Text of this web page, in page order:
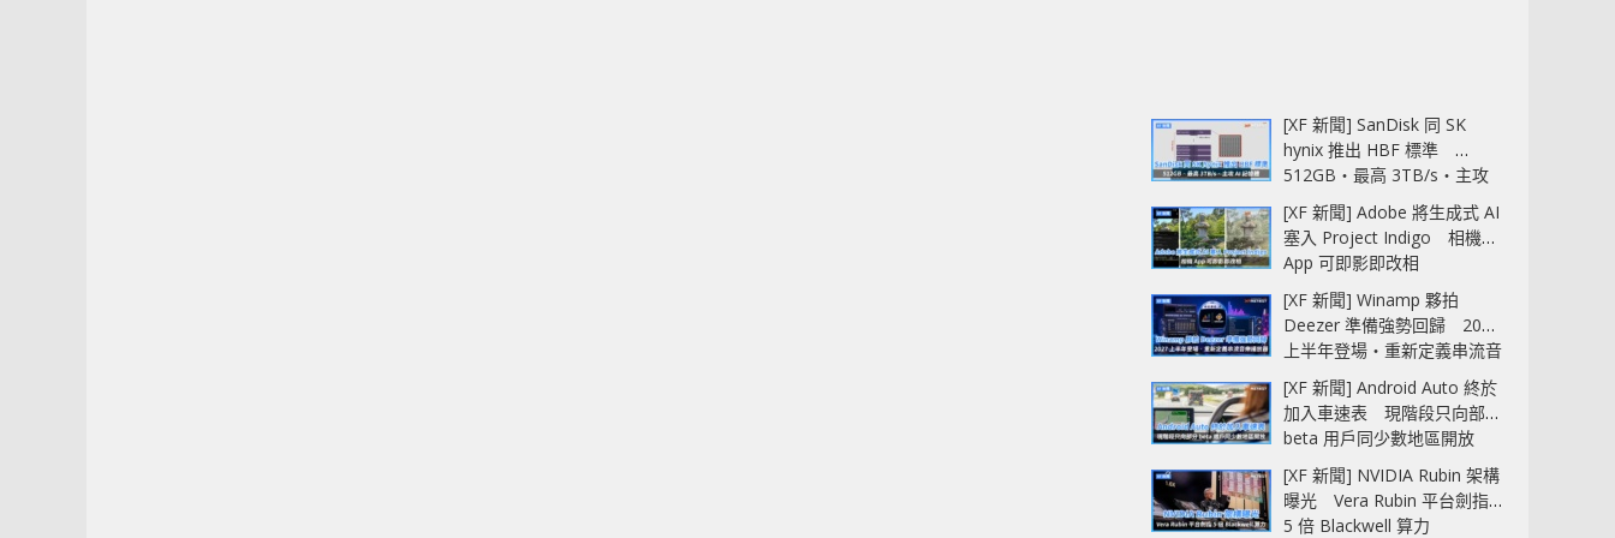
[XF 新聞] SanDisk 同 SK
hynix 推出 HBF 標準
512GB‧最高 3TB/s‧主攻
AI 記憶體
[XF 新聞] Adobe 將生成式 AI
塞入 Project Indigo 相機
App 可即影即改相
[XF 新聞] Winamp 夥拍
Deezer 準備強勢回歸 2027
上半年登場‧重新定義串流音
樂播放器
[XF 新聞] Android Auto 終於
加入車速表 現階段只向部分
beta 用戶同少數地區開放
[XF 新聞] NVIDIA Rubin 架構
曝光 Vera Rubin 平台劍指
5 倍 Blackwell 算力